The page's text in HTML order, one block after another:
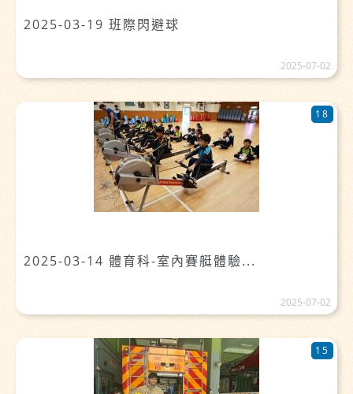
2025-03-19 班際閃避球
2025-07-02
2025-03-14 體育科-室內賽艇體驗...
18
2025-07-02
15